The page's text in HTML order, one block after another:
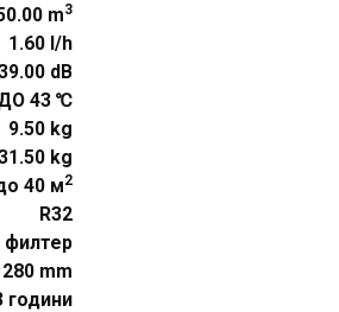
m3
1.60 l/h
dB
43 ℃
9.50 kg
kg
40 м2
R32
филтер
mm
години